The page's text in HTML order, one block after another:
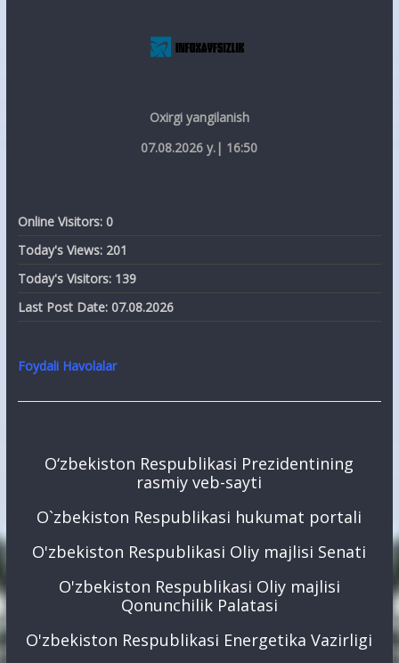
Oxirgi yangilanish
07.08.2026 y.| 16:50
Online Visitors: 0
Today's Views: 201
Today's Visitors: 139
Last Post Date: 07.08.2026
Foydali Havolalar
O‘zbekiston Respublikasi Prezidentining
rasmiy veb-sayti
O`zbekiston Respublikasi hukumat portali
O'zbekiston Respublikasi Oliy majlisi Senati
O'zbekiston Respublikasi Oliy majlisi
Qonunchilik Palatasi
O'zbekiston Respublikasi Energetika Vazirligi